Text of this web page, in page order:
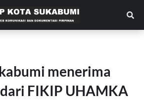
menerima
FIKIP UHAMKA